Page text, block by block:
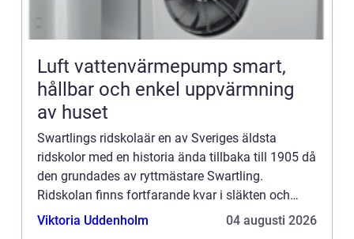
Luft vattenvärmepump smart,
hållbar och enkel uppvärmning
av huset
Swartlings ridskolaär en av Sveriges äldsta
ridskolor med en historia ända tillbaka till 1905 då
den grundades av ryttmästare Swartling.
Ridskolan finns fortfarande kvar i släkten och
drivs idag avGunilla och Christophe...
Viktoria Uddenholm 04 augusti 2026